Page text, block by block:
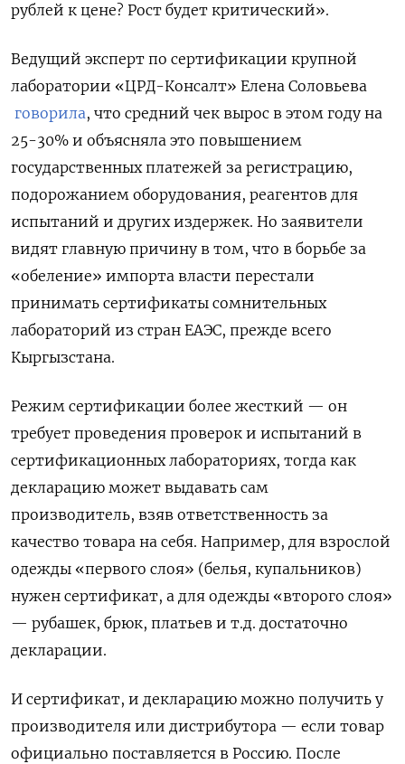
рублей к цене? Рост будет критический».
Ведущий эксперт по сертификации крупной
лаборатории «ЦРД-Консалт» Елена Соловьева
говорила, что средний чек вырос в этом году на
25-30% и объясняла это повышением
государственных платежей за регистрацию,
подорожанием оборудования, реагентов для
испытаний и других издержек. Но заявители
видят главную причину в том, что в борьбе за
«обеление» импорта власти перестали
принимать сертификаты сомнительных
лабораторий из стран ЕАЭС, прежде всего
Кыргызстана.
Режим сертификации более жесткий — он
требует проведения проверок и испытаний в
сертификационных лабораториях, тогда как
декларацию может выдавать сам
производитель, взяв ответственность за
качество товара на себя. Например, для взрослой
одежды «первого слоя» (белья, купальников)
нужен сертификат, а для одежды «второго слоя»
— рубашек, брюк, платьев и т.д. достаточно
декларации.
И сертификат, и декларацию можно получить у
производителя или дистрибутора — если товар
официально поставляется в Россию. После